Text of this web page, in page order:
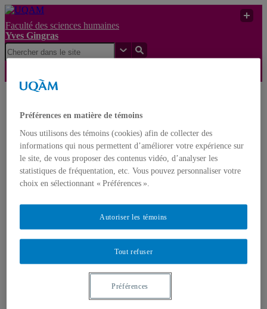
Faculté des sciences humaines
Yves Gingras
Gingras
Yves Gingras
FrançaisEnglish
Accueil
Biographie
Distinctions et prix
Nominations
Publications
Ouvrages édités
Articles scientifiques
Rapports et notes de recherche
Préférences en matière de témoins
Nous utilisons des témoins (cookies) afin de collecter des
informations qui nous permettent d’améliorer votre expérience sur
le site, de vous proposer des contenus vidéo, d’analyser les
statistiques de fréquentation, etc. Vous pouvez personnaliser votre
choix en sélectionnant « Préférences ».
Tout refuser
Autoriser les témoins
Préférences